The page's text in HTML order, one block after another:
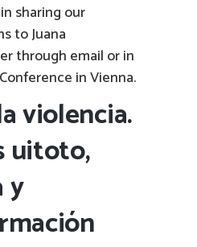
sharing our
to Juana
through email or in
in Vienna.
violencia.
uitoto,
y